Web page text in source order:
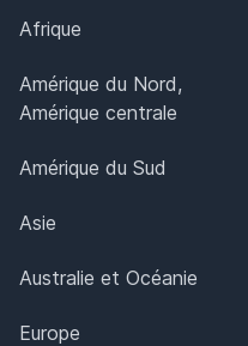
Afrique
Amérique du Nord,
Amérique centrale
Amérique du Sud
Asie
Australie et Océanie
Europe